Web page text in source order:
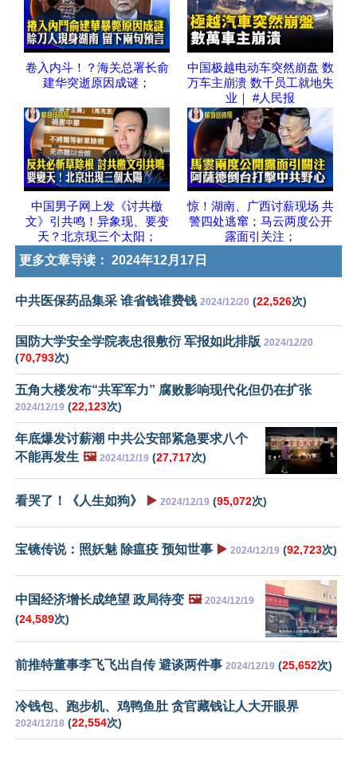
卷入内斗！？海关总署长俞
建华突逝原因成谜；
中国极越电动车突然崩盘 数
万车主崩溃 数千员工就地失
业｜ #人民报
中国男子网上发《讨共檄
文》引共鸣！异象现、要变
天？北京现三个太阳；
惊！湖南、广西讨薪现场 共
警四处逃窜；马云两度公开
露面引关注；
更多文章导读： 2024年12月17日
中共医保药品集采 谁省钱谁费钱 2024/12/20 (22,526次)
国防大学安全学院表忠很敷衍 军报如此排版 2024/12/20
(70,793次)
五角大楼发布“共军军力” 腐败影响现代化但仍在扩张
2024/12/19 (22,123次)
年底爆发讨薪潮 中共公安部紧急要求八个
不能再发生 🖼️ 2024/12/19 (27,717次)
看哭了！《人生如狗》 ▶️ 2024/12/19 (95,072次)
宝镜传说：照妖魅 除瘟疫 预知世事 ▶️ 2024/12/19 (92,723次)
中国经济增长成绝望 政局待变 🖼️ 2024/12/19
(24,589次)
前推特董事李飞飞出自传 避谈两件事 2024/12/19 (25,652次)
冷钱包、跑步机、鸡鸭鱼肚 贪官藏钱让人大开眼界
2024/12/18 (22,554次)